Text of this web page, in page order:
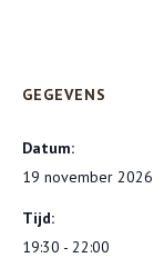
GEGEVENS
Datum:
19 november 2026
Tijd:
19:30 - 22:00